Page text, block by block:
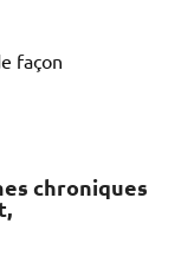
façon
chroniques